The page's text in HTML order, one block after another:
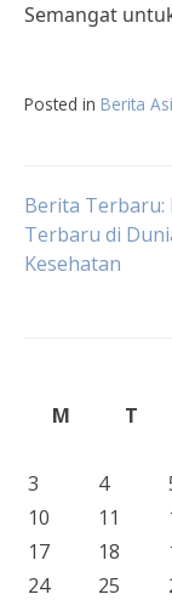
Semangat
Posted in Berita
Post
Berita Terbaru:
Terbaru di
Kesehatan
M
T
3
4
10
11
17
18
24
25